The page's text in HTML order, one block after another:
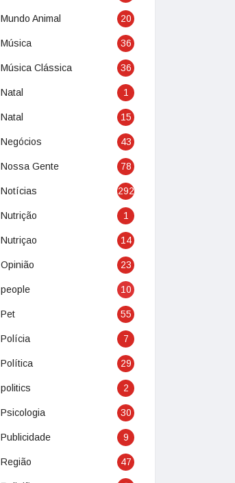
Mundo Animal 20
Música 36
Música Clássica 36
Natal 1
Natal 15
Negócios 43
Nossa Gente 78
Notícias 292
Nutrição 1
Nutriçao 14
Opinião 23
people 10
Pet 55
Polícia 7
Política 29
politics 2
Psicologia 30
Publicidade 9
Região 47